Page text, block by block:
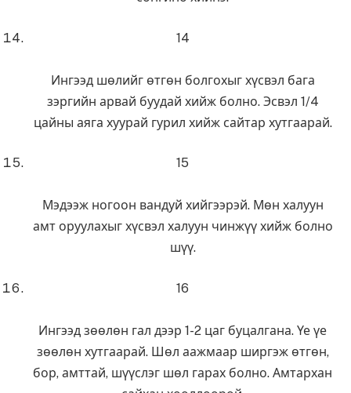
14
Ингээд шөлийг өтгөн болгохыг хүсвэл бага
зэргийн арвай буудай хийж болно. Эсвэл 1/4
цайны аяга хуурай гурил хийж сайтар хутгаарай.
15
Мэдээж ногоон вандуй хийгээрэй. Мөн халуун
амт оруулахыг хүсвэл халуун чинжүү хийж болно
шүү.
16
Ингээд зөөлөн гал дээр 1-2 цаг буцалгана. Үе үе
зөөлөн хутгаарай. Шөл аажмаар ширгэж өтгөн,
бор, амттай, шүүслэг шөл гарах болно. Амтархан